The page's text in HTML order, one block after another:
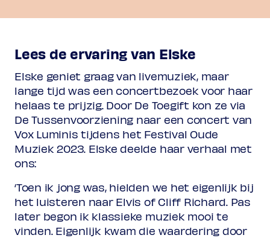
Lees de ervaring van Elske
Elske geniet graag van livemuziek, maar
lange tijd was een concertbezoek voor haar
helaas te prijzig. Door De Toegift kon ze via
De Tussenvoorziening naar een concert van
Vox Luminis tijdens het Festival Oude
Muziek 2023. Elske deelde haar verhaal met
ons:
‘Toen ik jong was, hielden we het eigenlijk bij
het luisteren naar Elvis of Cliff Richard. Pas
later begon ik klassieke muziek mooi te
vinden. Eigenlijk kwam die waardering door